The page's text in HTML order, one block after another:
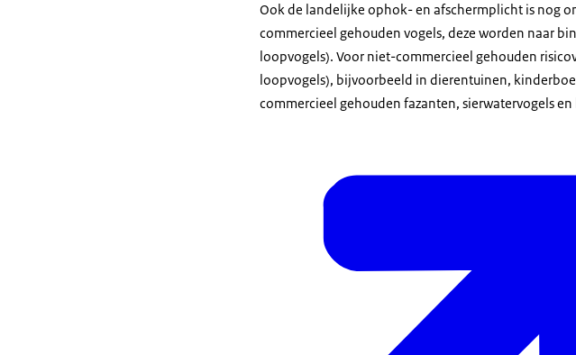
Ook de landelijke ophok- en afschermplicht is nog
commercieel gehouden vogels, deze worden naar
loopvogels). Voor niet-commercieel gehouden
loopvogels), bijvoorbeeld in dierentuinen,
commercieel gehouden fazanten, sierwatervogels